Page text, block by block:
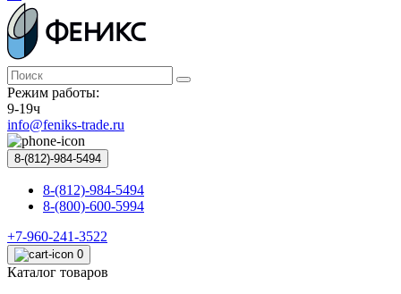
Режим работы:
9-19ч
info@feniks-trade.ru
8-(812)-984-5494
8-(812)-984-5494
8-(800)-600-5994
+7-960-241-3522
0
Каталог товаров